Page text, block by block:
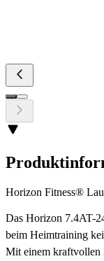
Horizon Fitness®
Das Horizon 7.4AT-
beim Heimtraining
Mit einem kraftvollen